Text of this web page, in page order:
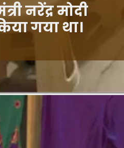
नरेंद्र मोदी
द्वारा शुरू किया गया था।